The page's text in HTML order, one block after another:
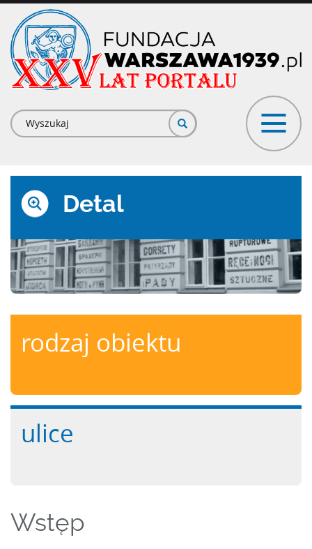
Przejdź
treści
Formularz
wyszukiwania
Detal
rodzaj obiektu
ulice
Wstęp